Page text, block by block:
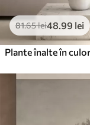
81.65lei48 .99 lei
Plante înalte în